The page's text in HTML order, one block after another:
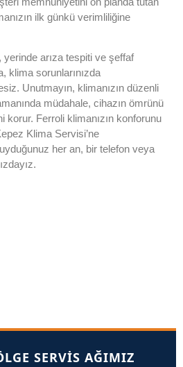
ilk günkü verimliliğine
yerinde arıza tespiti ve şeffaf
klima sorunlarınızda
Unutmayın, klimanızın düzenli
müdahale, cihazın ömrünü
korur. Ferroli klimanızın konforunu
Klima Servisi’ne
her an, bir telefon veya
SERVIS AĞIMIZ